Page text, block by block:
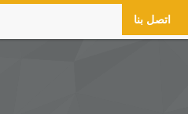
اتصل بنا